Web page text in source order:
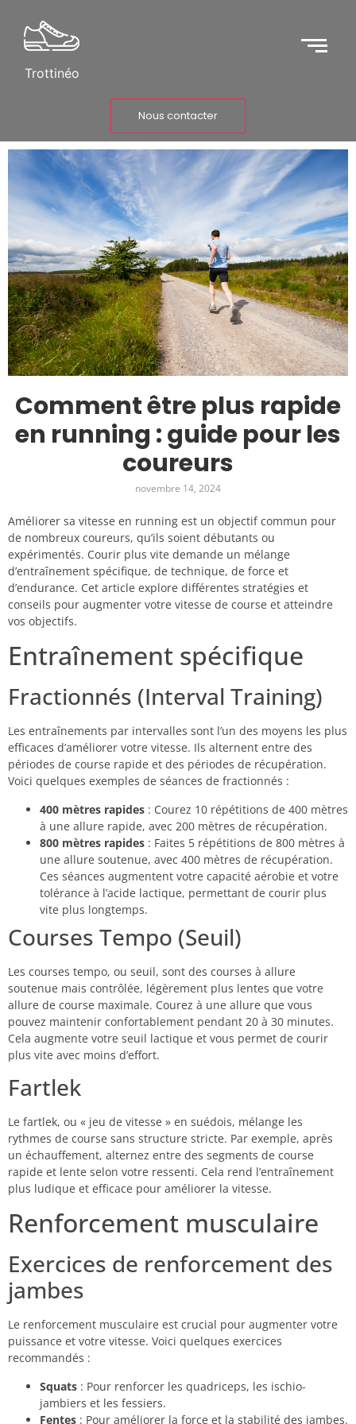
Trottinéo
Nous contacter
Comment être plus rapide
en running : guide pour les
coureurs
novembre 14, 2024
Améliorer sa vitesse en running est un objectif commun pour
de nombreux coureurs, qu’ils soient débutants ou
expérimentés. Courir plus vite demande un mélange
d’entraînement spécifique, de technique, de force et
d’endurance. Cet article explore différentes stratégies et
conseils pour augmenter votre vitesse de course et atteindre
vos objectifs.
Entraînement spécifique
Fractionnés (Interval Training)
Les entraînements par intervalles sont l’un des moyens les plus
efficaces d’améliorer votre vitesse. Ils alternent entre des
périodes de course rapide et des périodes de récupération.
Voici quelques exemples de séances de fractionnés :
400 mètres rapides : Courez 10 répétitions de 400 mètres
à une allure rapide, avec 200 mètres de récupération.
800 mètres rapides : Faites 5 répétitions de 800 mètres à
une allure soutenue, avec 400 mètres de récupération.
Ces séances augmentent votre capacité aérobie et votre
tolérance à l’acide lactique, permettant de courir plus
vite plus longtemps.
Courses Tempo (Seuil)
Les courses tempo, ou seuil, sont des courses à allure
soutenue mais contrôlée, légèrement plus lentes que votre
allure de course maximale. Courez à une allure que vous
pouvez maintenir confortablement pendant 20 à 30 minutes.
Cela augmente votre seuil lactique et vous permet de courir
plus vite avec moins d’effort.
Fartlek
Le fartlek, ou « jeu de vitesse » en suédois, mélange les
rythmes de course sans structure stricte. Par exemple, après
un échauffement, alternez entre des segments de course
rapide et lente selon votre ressenti. Cela rend l’entraînement
plus ludique et efficace pour améliorer la vitesse.
Renforcement musculaire
Exercices de renforcement des
jambes
Le renforcement musculaire est crucial pour augmenter votre
puissance et votre vitesse. Voici quelques exercices
recommandés :
Squats : Pour renforcer les quadriceps, les ischio-
jambiers et les fessiers.
Fentes : Pour améliorer la force et la stabilité des jambes.